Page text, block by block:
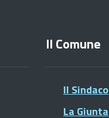
Il Comune
Il Sindaco
La Giunta